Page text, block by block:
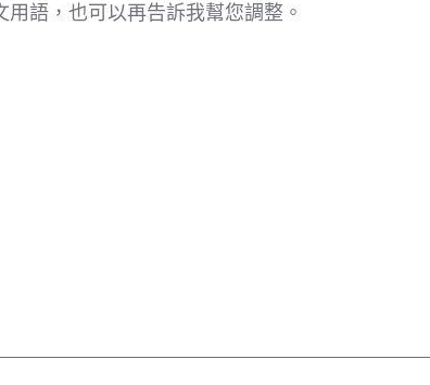
語，也可以再告訴我幫您調整。